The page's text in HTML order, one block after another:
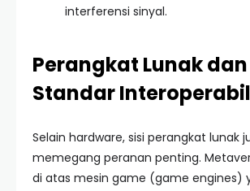
interferensi sinyal.
Perangkat Lunak dan
Standar
Selain hardware, sisi perangkat lunak
memegang peranan penting.
di atas mesin game (game engines)